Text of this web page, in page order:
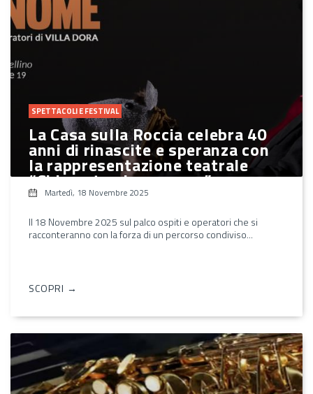
SPETTACOLI E FESTIVAL
La Casa sulla Roccia celebra 40
anni di rinascite e speranza con
la rappresentazione teatrale
“Chiamatemi per nome”
Martedì, 18 Novembre 2025
Il 18 Novembre 2025 sul palco ospiti e operatori che si
racconteranno con la forza di un percorso condiviso...
SCOPRI →